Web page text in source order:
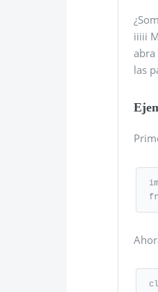
iiiii
abra
las